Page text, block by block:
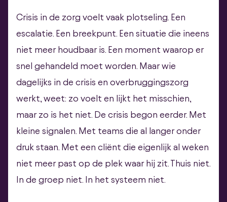
Crisis in de zorg voelt vaak plotseling. Een
escalatie. Een breekpunt. Een situatie die ineens
niet meer houdbaar is. Een moment waarop er
snel gehandeld moet worden. Maar wie
dagelijks in de crisis en overbruggingszorg
werkt, weet: zo voelt en lijkt het misschien,
maar zo is het niet. De crisis begon eerder. Met
kleine signalen. Met teams die al langer onder
druk staan. Met een cliënt die eigenlijk al weken
niet meer past op de plek waar hij zit. Thuis niet.
In de groep niet. In het systeem niet.